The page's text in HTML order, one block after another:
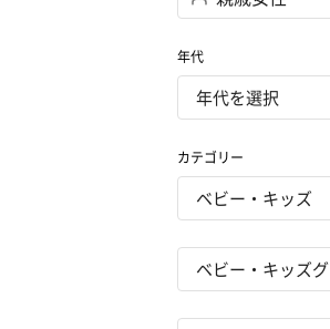
年代
カテゴリー